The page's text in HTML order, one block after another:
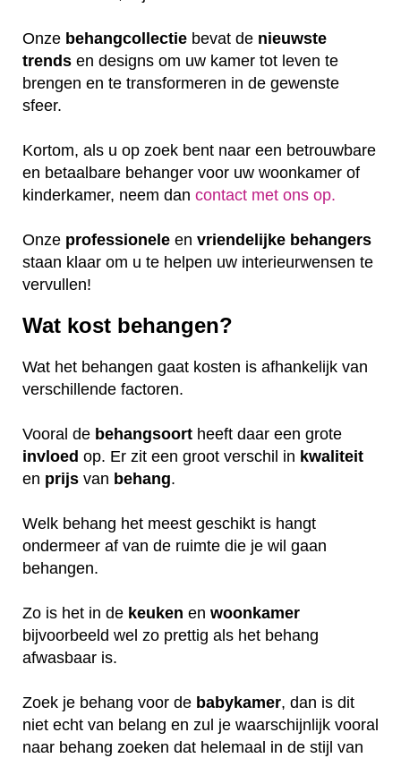
Onze behangcollectie bevat de nieuwste
trends en designs om uw kamer tot leven te
brengen en te transformeren in de gewenste
sfeer.
Kortom, als u op zoek bent naar een betrouwbare
en betaalbare behanger voor uw woonkamer of
kinderkamer, neem dan contact met ons op.
Onze professionele en vriendelijke behangers
staan klaar om u te helpen uw interieurwensen te
vervullen!
Wat kost behangen?
Wat het behangen gaat kosten is afhankelijk van
verschillende factoren.
Vooral de behangsoort heeft daar een grote
invloed op. Er zit een groot verschil in kwaliteit
en prijs van behang.
Welk behang het meest geschikt is hangt
ondermeer af van de ruimte die je wil gaan
behangen.
Zo is het in de keuken en woonkamer
bijvoorbeeld wel zo prettig als het behang
afwasbaar is.
Zoek je behang voor de babykamer, dan is dit
niet echt van belang en zul je waarschijnlijk vooral
naar behang zoeken dat helemaal in de stijl van